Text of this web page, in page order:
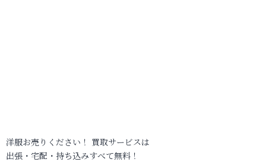
洋服お売りください！ 買取サービスは
出張・宅配・持ち込みすべて無料！